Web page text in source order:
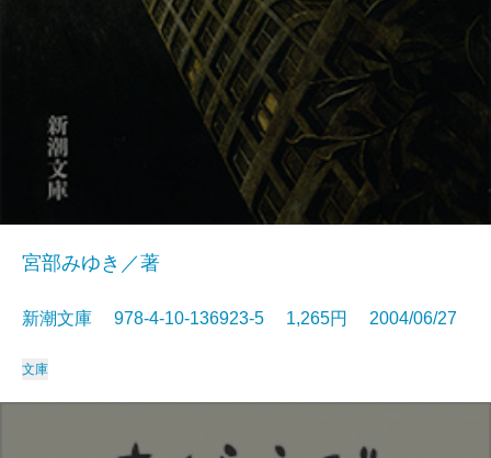
宮部みゆき／著
新潮文庫 978-4-10-136923-5 1,265円 2004/06/27
文庫